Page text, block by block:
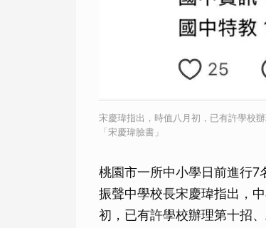
宋慶瑋指出，時值八月初，已有許學校
「宋慶瑋臉書」
桃園市一所中小學日前進行7
振聲中學校長宋慶瑋指出，
初，已有許學校辦理第十招